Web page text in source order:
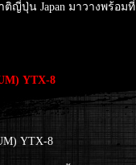
ญี่ปุ่น Japan มาวางพร้อมที่
YTX-8
YTX-8